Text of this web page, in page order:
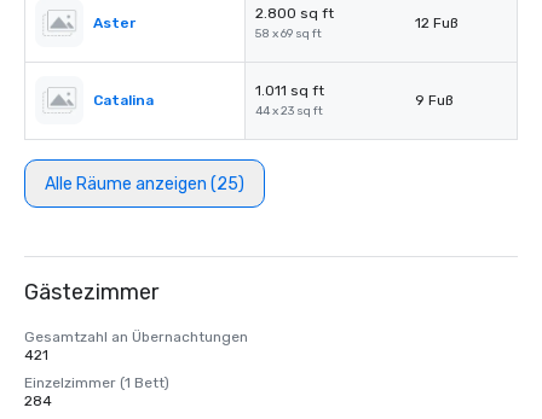
Aster
2.800 sq ft
58 x 69 sq ft
12 Fuß
Catalina
1.011 sq ft
44 x 23 sq ft
9 Fuß
Alle Räume anzeigen (25)
Gästezimmer
Gesamtzahl an Übernachtungen
421
Einzelzimmer (1 Bett)
284